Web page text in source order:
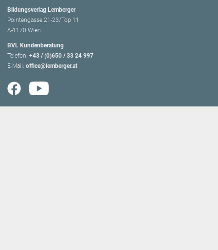
Bildungsverlag Lemberger
Pointengasse 21-23/Top 11
A-1170 Wien
BVL Kundenberatung
Telefon: +43 / (0)650 / 33 24 997
E-Mail: office@lemberger.at